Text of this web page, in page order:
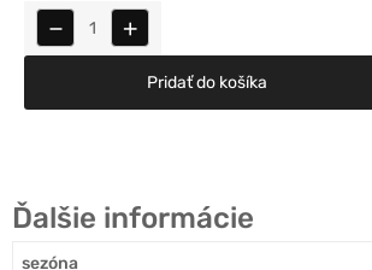
− +
Pridať do košíka
Ďalšie informácie
sezóna